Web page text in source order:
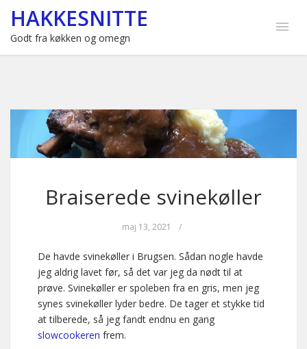
HAKKESNITTE
Godt fra køkken og omegn
Braiserede svinekøller
maj 13, 2021 /
De havde svinekøller i Brugsen. Sådan nogle havde
jeg aldrig lavet før, så det var jeg da nødt til at
prøve. Svinekøller er spoleben fra en gris, men jeg
synes svinekøller lyder bedre. De tager et stykke tid
at tilberede, så jeg fandt endnu en gang
slowcookeren frem.